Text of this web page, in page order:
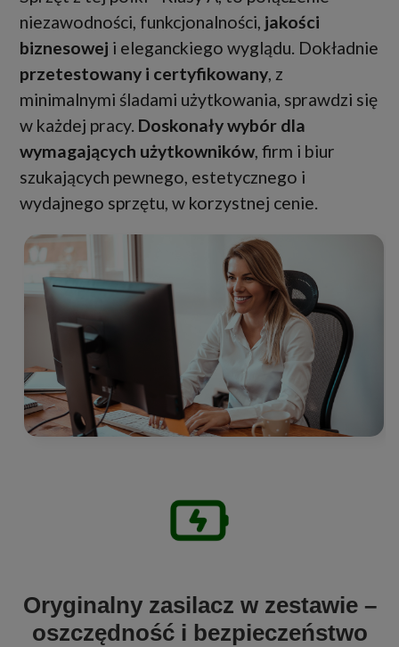
niezawodności, funkcjonalności, jakości
biznesowej i eleganckiego wyglądu. Dokładnie
przetestowany i certyfikowany , z
minimalnymi śladami użytkowania, sprawdzi się
w każdej pracy. Doskonały wybór dla
wymagających użytkowników , firm i biur
szukających pewnego, estetycznego i
wydajnego sprzętu, w korzystnej cenie.
Oryginalny zasilacz w zestawie –
oszczędność i bezpieczeństwo